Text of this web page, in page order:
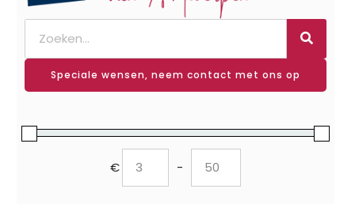
Speciale wensen, neem contact met ons op
€ Minimum Price
-Maximum Price